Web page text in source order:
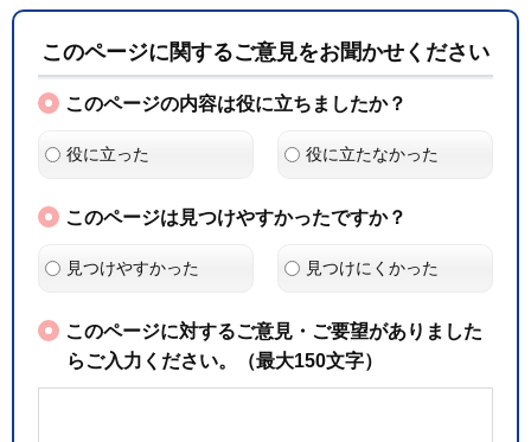
このページに関するご意見をお聞かせください
このページの内容は役に立ちましたか？
役に立った 役に立たなかった
このページは見つけやすかったですか？
見つけやすかった 見つけにくかった
このページに対するご意見・ご要望がありました
らご入力ください。（最大150文字）